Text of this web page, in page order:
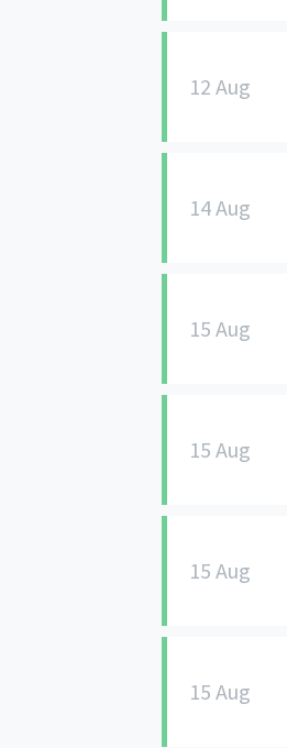
12 Aug
14 Aug
15 Aug
15 Aug
15 Aug
15 Aug